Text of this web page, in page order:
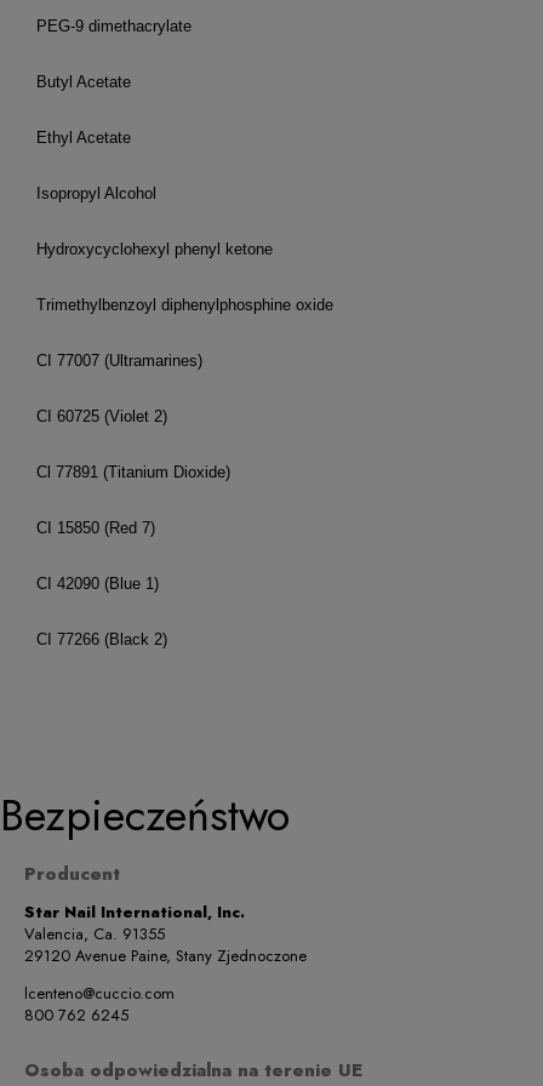
PEG-9 dimethacrylate
Butyl Acetate
Ethyl Acetate
Isopropyl Alcohol
Hydroxycyclohexyl phenyl ketone
Trimethylbenzoyl diphenylphosphine oxide
CI 77007 (Ultramarines)
CI 60725 (Violet 2)
Cl 77891 (Titanium Dioxide)
CI 15850 (Red 7)
CI 42090 (Blue 1)
CI 77266 (Black 2)
Bezpieczeństwo
Producent
Star Nail International, Inc.
Valencia, Ca. 91355
29120 Avenue Paine, Stany Zjednoczone
lcenteno@cuccio.com
800 762 6245
Osoba odpowiedzialna na terenie UE